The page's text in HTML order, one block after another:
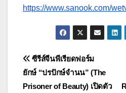
https://www.sanook.com/
แนะแนว
เรื่อง
ซีรีส์จีนพีเรียดฟอร์ม
ยักษ์ “ปรปักษ์จำนน” (The
Prisoner of Beauty) เปิดตัว